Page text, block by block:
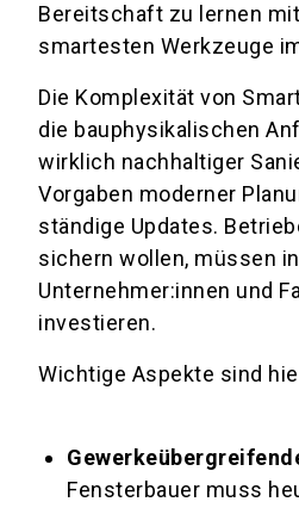
Bereitschaft zu lernen
smartesten Werkzeuge
Die Komplexität von
die bauphysikalischen
wirklich nachhaltiger
Vorgaben moderner
ständige Updates.
sichern wollen, müssen
Unternehmer:innen und
investieren.
Wichtige Aspekte sind
Fensterbauer muss